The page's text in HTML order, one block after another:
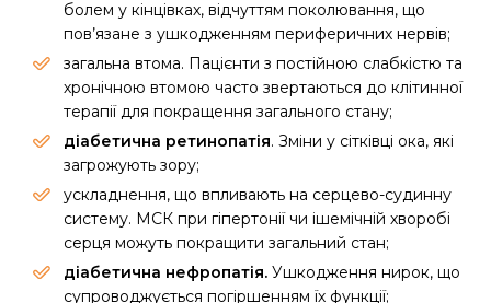
болем у кінцівках, відчуттям поколювання, що
пов’язане з ушкодженням периферичних нервів;
загальна втома. Пацієнти з постійною слабкістю та
хронічною втомою часто звертаються до клітинної
терапії для покращення загального стану;
діабетична ретинопатія. Зміни у сітківці ока, які
загрожують зору;
ускладнення, що впливають на серцево-судинну
систему. МСК при гіпертонії чи ішемічній хворобі
серця можуть покращити загальний стан;
діабетична нефропатія. Ушкодження нирок, що
супроводжується погіршенням їх функції;